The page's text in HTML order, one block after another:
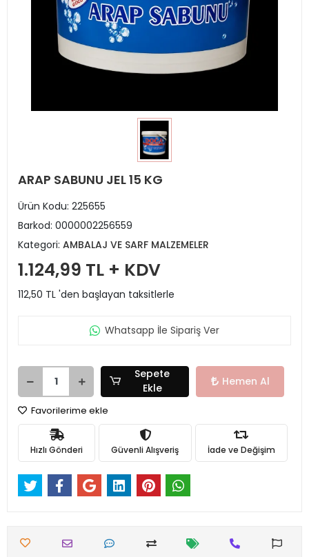
ARAP SABUNU JEL 15 KG
Ürün Kodu: 225655
Barkod: 0000002256559
Kategori: AMBALAJ VE SARF MALZEMELER
1.124,99 TL + KDV
112,50 TL 'den başlayan taksitlerle
Whatsapp İle Sipariş Ver
Sepete
Ekle
Hemen Al
Favorilerime ekle
Hızlı Gönderi Güvenli Alışveriş İade ve Değişim